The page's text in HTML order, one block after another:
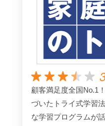
顧客満足度全国No.1
づいたトライ式学習
な学習プログラムが話